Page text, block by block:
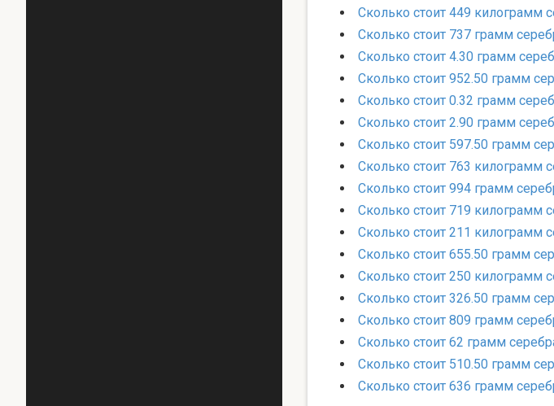
Сколько стоит 449 килограмм
Сколько стоит 737 грамм
Сколько стоит 4.30 грамм
Сколько стоит 952.50 грамм
Сколько стоит 0.32 грамм
Сколько стоит 2.90 грамм
Сколько стоит 597.50 грамм
Сколько стоит 763 килограмм
Сколько стоит 994 грамм
Сколько стоит 719 килограмм
Сколько стоит 211 килограмм
Сколько стоит 655.50 грамм
Сколько стоит 250 килограмм
Сколько стоит 326.50 грамм
Сколько стоит 809 грамм
Сколько стоит 62 грамм
Сколько стоит 510.50 грамм
Сколько стоит 636 грамм